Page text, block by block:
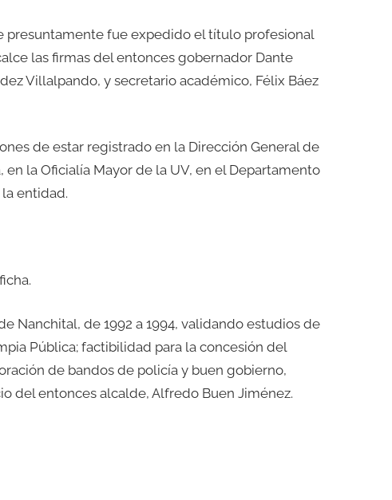
presuntamente fue expedido el título profesional
las firmas del entonces gobernador Dante
Villalpando, y secretario académico, Félix Báez
de estar registrado en la Dirección General de
la Oficialía Mayor de la UV, en el Departamento
entidad.
Nanchital, de 1992 a 1994, validando estudios de
Pública; factibilidad para la concesión del
de bandos de policía y buen gobierno,
del entonces alcalde, Alfredo Buen Jiménez.